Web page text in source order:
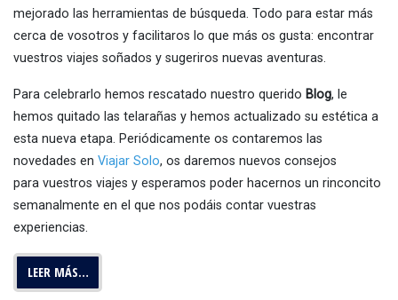
mejorado las herramientas de búsqueda. Todo para estar más
cerca de vosotros y facilitaros lo que más os gusta: encontrar
vuestros viajes soñados y sugeriros nuevas aventuras.
Para celebrarlo hemos rescatado nuestro querido Blog, le
hemos quitado las telarañas y hemos actualizado su estética a
esta nueva etapa. Periódicamente os contaremos las
novedades en Viajar Solo, os daremos nuevos consejos
para vuestros viajes y esperamos poder hacernos un rinconcito
semanalmente en el que nos podáis contar vuestras
experiencias.
LEER MÁS…